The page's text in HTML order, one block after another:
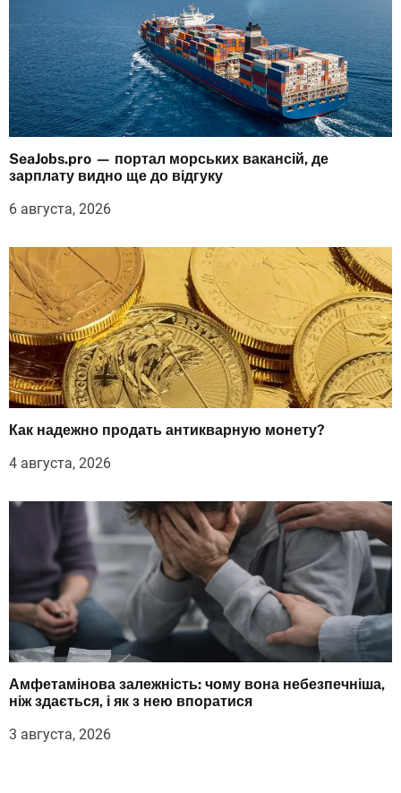
SeaJobs.pro — портал морських вакансій, де
зарплату видно ще до відгуку
6 августа, 2026
Как надежно продать антикварную монету?
4 августа, 2026
Амфетамінова залежність: чому вона небезпечніша,
ніж здається, і як з нею впоратися
3 августа, 2026